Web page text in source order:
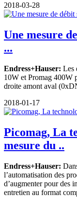
2018-03-28
Une mesure
...
Endress+Hauser: Les
10W et Promag 400W
droite amont aval
2018-01-17
Picomag, La
mesure du ..
Endress+Hauser:
l’automatisation des
d’augmenter pour des
entretien au format